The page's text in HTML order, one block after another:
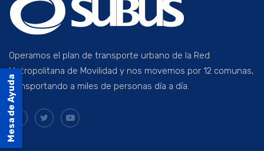
Operamos el plan de transporte urbano de la Red
Metropolitana de Movilidad y nos movemos por 12 comunas,
transportando a miles de personas día a día.
Mesa de Ayuda